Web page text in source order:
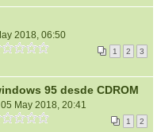
2018, 06:50
1 2 3
95 desde CDROM
05 May 2018, 20:41
1 2